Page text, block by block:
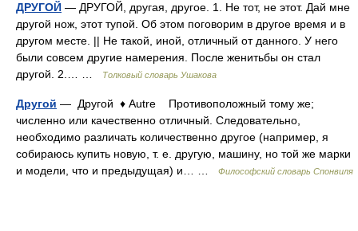
ДРУГОЙ — ДРУГОЙ, другая, другое. 1. Не тот, не этот. Дай мне
другой нож, этот тупой. Об этом поговорим в другое время и в
другом месте. || Не такой, иной, отличный от данного. У него
были совсем другие намерения. После женитьбы он стал
другой. 2.… …
Толковый словарь Ушакова
Другой — Другой ♦ Autre Противоположный тому же;
численно или качественно отличный. Следовательно,
необходимо различать количественно другое (например, я
собираюсь купить новую, т. е. другую, машину, но той же марки
и модели, что и предыдущая) и… …
Философский словарь Спонвиля